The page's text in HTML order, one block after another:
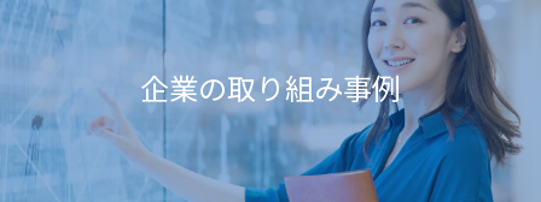
企業の取り組み事例